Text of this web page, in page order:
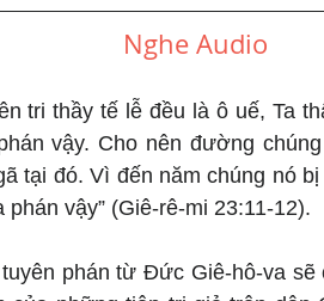
Nghe Audio
tri thầy tế lễ đều là ô uế, Ta
vậy. Cho nên đường
tại đó. Vì đến năm chúng nó
vậy” (Giê-rê-mi 23:11-12).
phán từ Đức Giê-hô-va